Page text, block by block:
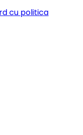
cu politica